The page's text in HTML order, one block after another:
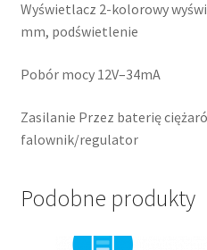
Wyświetlacz 2-kolorowy
mm, podświetlenie
Pobór mocy 12V–34mA
Zasilanie Przez baterię
falownik/regulator
Podobne produkty